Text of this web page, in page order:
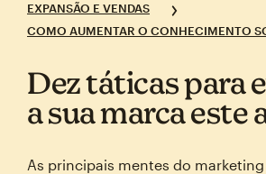
EXPANSÃO E VENDAS
COMO AUMENTAR O CONHECIMENTO
Dez táticas para
a sua marca este
As principais mentes do